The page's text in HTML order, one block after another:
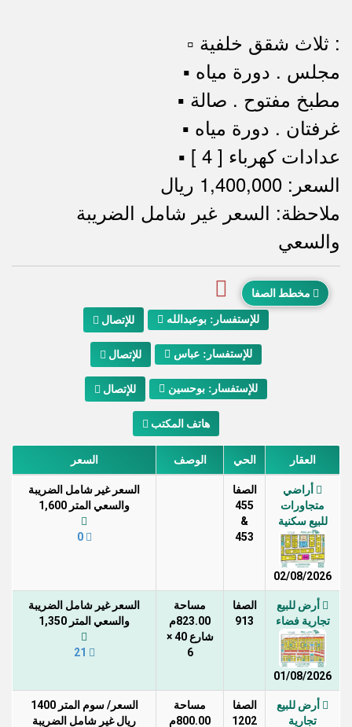
▫️ ثلاث شقق خلفية :
▪️ مجلس . دورة مياه
▪️ مطبخ مفتوح . صالة
▪️ غرفتان . دورة مياه
▪️ [ 4 ] عدادات كهرباء
السعر: 1,400,000 ريال
ملاحظاتملاحظة: السعر غير شامل الضريبة
والسعي
مخطط الصفا
للإتصال للإستفسار: بوعبدالله
للإتصال للإستفسار: عباس
للإتصال للإستفسار: بوحسين
هاتف المكتب
العقار الحي الوصف السعر
أراضي
متجاورات
للبيع سكنية
02/08/2026
الصفا
455
&
453
السعر غير شامل الضريبة
والسعي المتر 1,600
0
أرض للبيع
تجارية فضاء
01/08/2026
الصفا
913
مساحة
823.00م
شارع 40 ×
6
السعر غير شامل الضريبة
والسعي المتر 1,350
أرض للبيع
تجارية
الصفا
1202
مساحة
800.00م
السعر/ سوم المتر 1400
ريال غير شامل الضريبة